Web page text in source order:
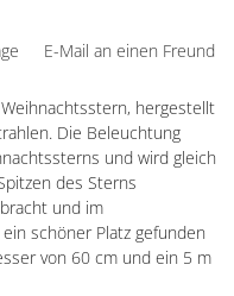
E-Mail an einen Freund
hergestellt
Die Beleuchtung
und wird gleich
des Sterns
und im
schöner Platz gefunden
von 60 cm und ein 5 m